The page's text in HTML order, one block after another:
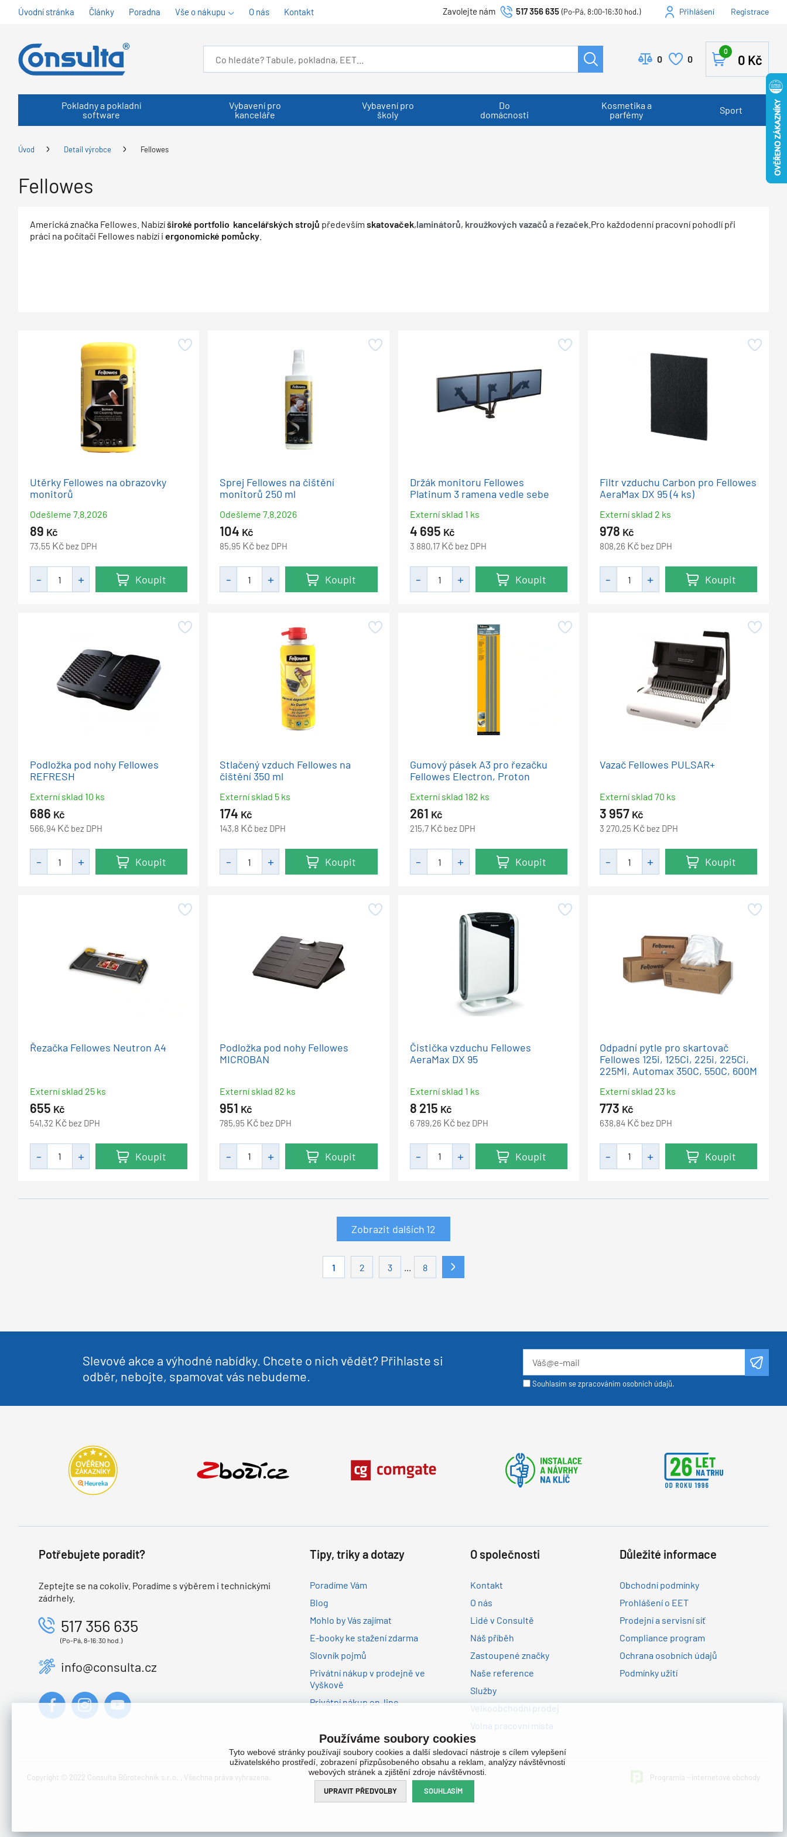
Úvodní stránka Články Poradna Vše o nákupu O nás Kontakt Zavolejte nám 517 356 635 (Po-Pá, 8:00-16:30 hod.) Přihlášení Registrace
0 0 0 Kč
0
Pokladny a pokladní
software
Vybavení pro
kanceláře
Vybavení pro
školy
Do
domácnosti
Kosmetika a
parfémy
Sport
Úvod Detail výrobce Fellowes
Fellowes
Americká značka Fellowes. Nabízíširoké portfolio kancelářských strojů především skatovaček,laminátorů, kroužkových vazačů a řezaček .Pro každodenní pracovní pohodlí při
práci na počítači Fellowes nabízí i ergonomické pomůcky
Utěrky Fellowes na obrazovky
monitorů
Odešleme 7.8.2026
89 Kč
73,55 Kč bez DPH
Koupit
Sprej Fellowes na čištění
monitorů 250 ml
Odešleme 7.8.2026
104 Kč
85,95 Kč bez DPH
Koupit
Držák monitoru Fellowes
Platinum 3 ramena vedle sebe
Externí sklad 1 ks
4 695 Kč
3 880,17 Kč bez DPH
Koupit
Filtr vzduchu Carbon pro Fellowes
AeraMax DX 95 (4 ks)
Externí sklad 2 ks
978 Kč
808,26 Kč bez DPH
Koupit
Podložka pod nohy Fellowes
REFRESH
Externí sklad 10 ks
686 Kč
566,94 Kč bez DPH
Koupit
Stlačený vzduch Fellowes na
čištění 350 ml
Externí sklad 5 ks
174 Kč
143,8 Kč bez DPH
Koupit
Gumový pásek A3 pro řezačku
Fellowes Electron, Proton
Externí sklad 182 ks
261 Kč
215,7 Kč bez DPH
Koupit
Vazač Fellowes PULSAR+
Externí sklad 70 ks
3 957 Kč
3 270,25 Kč bez DPH
Koupit
Řezačka Fellowes Neutron A4
Externí sklad 25 ks
655 Kč
541,32 Kč bez DPH
Koupit
Podložka pod nohy Fellowes
MICROBAN
Externí sklad 82 ks
951 Kč
785,95 Kč bez DPH
Koupit
Čistička vzduchu Fellowes
AeraMax DX 95
Externí sklad 1 ks
8 215 Kč
6 789,26 Kč bez DPH
Koupit
Odpadní pytle pro skartovač
Fellowes 125i, 125Ci, 225i, 225Ci,
225Mi, Automax 350C, 550C, 600M
Externí sklad 23 ks
773 Kč
638,84 Kč bez DPH
Koupit
1 2 3 8
Zobrazit dalších 12
Slevové akce a výhodné nabídky. Chcete o nich vědět? Přihlaste si
odběr, nebojte, spamovat vás nebudeme.
Souhlasím se zpracováním osobních údajů.
Potřebujete poradit?
Zeptejte se na cokoliv. Poradíme s výběrem i technickými
zádrhely.
517 356 635
(Po-Pá, 8-16:30 hod.)
info@consulta.cz
Tipy, triky a dotazy
Poradíme Vám
Blog
Mohlo by Vás zajímat
E-booky ke stažení zdarma
Slovník pojmů
Privátní nákup v prodejně ve
Vyškově
Privátní nákup on-line
O společnosti
Kontakt
O nás
Lidé v Consultě
Náš příběh
Zastoupené značky
Naše reference
Služby
Velkoobchodní prodej
Volná pracovní místa
Důležité informace
Obchodní podmínky
Prohlášení o EET
Prodejní a servisní síť
Compliance program
Ochrana osobních údajů
Podmínky užití
Copyright © 2022 Consulta Bürotechnik s.r.o. , Všechna práva vyhrazena. Programia - internetové obchody
Používáme soubory cookies
Tyto webové stránky používají soubory cookies a další sledovací nástroje s cílem vylepšení
uživatelského prostředí, zobrazení přizpůsobeného obsahu a reklam, analýzy návštěvnosti
webových stránek a zjištění zdroje návštěvnosti.
UPRAVIT PŘEDVOLBY SOUHLASÍM